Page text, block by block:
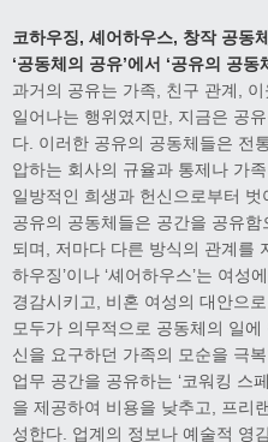
코하우징, 셰어하우스, 창작 공
‘공동체의 공유’에서 ‘공유의 공동
과거의 공유는 가족, 친구 관계,
일어나는 행위였지만, 지금은 공
다. 이러한 공유의 공동체들은 전
압하는 회사의 규율과 통제나 가
일방적인 희생과 헌신으로부터 벗
공유의 공동체들은 공간을 공유
되며, 저마다 다른 방식의 관계를
하우징’이나 ‘셰어하우스’는 여성
경감시키고, 비혼 여성의 대안으
모두가 의무적으로 공동체의 일
신을 요구하던 가족의 모순을 극
업무 공간을 공유하는 ‘코워킹 스
을 제공하여 비용을 낮추고, 프리
성한다. 업계의 정보나 예술적 영